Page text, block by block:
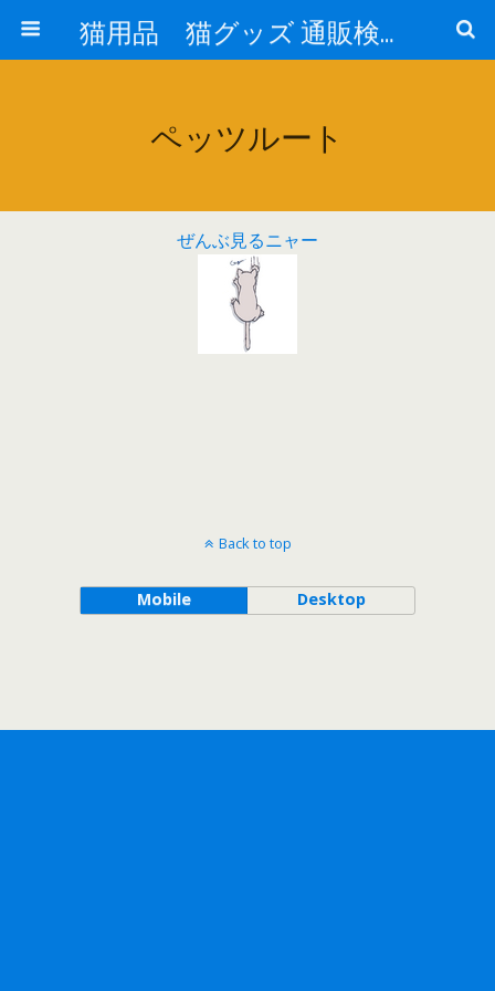
猫用品 猫グッズ 通販検索 『猫の生活 cat-life.net』
ペッツルート
ぜんぶ見るニャー
Back to top
Mobile Desktop